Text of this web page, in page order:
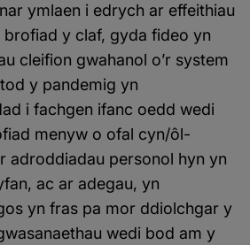
ymlaen i edrych ar effeithiau
y claf, gyda fideo yn
cleifion gwahanol o’r system
y pandemig yn
i fachgen ifanc oedd wedi
menyw o ofal cyn/ôl-
adroddiadau personol hyn yn
ac ar adegau, yn
yn fras pa mor ddiolchgar y
wedi bod am y